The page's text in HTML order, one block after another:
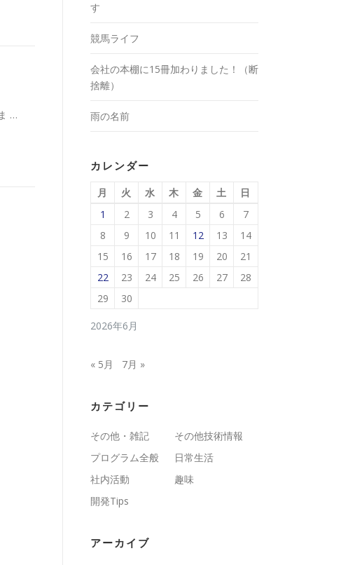
…
す
競馬ライフ
会社の本棚に15冊加わりました！（断
捨離）
雨の名前
カレンダー
2026年6月
月 火 水 木 金 土
日
1
2 3 4 5 6
7
8
9 10 11 12 13
14
15
16 17 18 19 20
21
22
23 24 25 26 27
28
29
30
« 5月 7月 »
カテゴリー
その他・雑記
その他技術情報
プログラム全般
日常生活
社内活動
趣味
開発Tips
アーカイブ